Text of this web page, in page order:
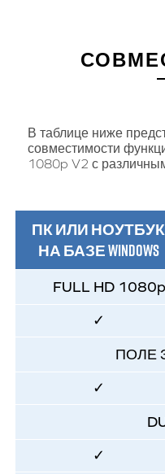
В таблице ниже
совместимости
1080p V2 с
ПК ИЛИ НОУТБУК
НА БАЗЕ WINDOWS
FULL HD
✓
ПОЛЕ
✓
✓